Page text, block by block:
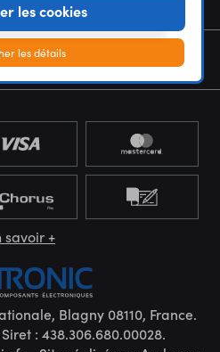
savoir +
Blagny 08110, France.
: 438.306.680.00028.
les cookies
les détails